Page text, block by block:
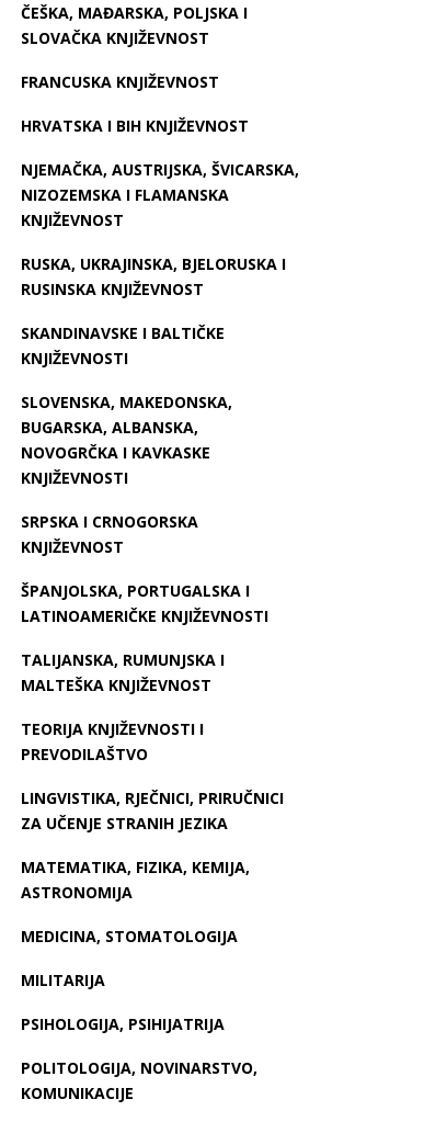
ČEŠKA, MAĐARSKA, POLJSKA I
SLOVAČKA KNJIŽEVNOST
FRANCUSKA KNJIŽEVNOST
HRVATSKA I BIH KNJIŽEVNOST
NJEMAČKA, AUSTRIJSKA, ŠVICARSKA,
NIZOZEMSKA I FLAMANSKA
KNJIŽEVNOST
RUSKA, UKRAJINSKA, BJELORUSKA I
RUSINSKA KNJIŽEVNOST
SKANDINAVSKE I BALTIČKE
KNJIŽEVNOSTI
SLOVENSKA, MAKEDONSKA,
BUGARSKA, ALBANSKA,
NOVOGRČKA I KAVKASKE
KNJIŽEVNOSTI
SRPSKA I CRNOGORSKA
KNJIŽEVNOST
ŠPANJOLSKA, PORTUGALSKA I
LATINOAMERIČKE KNJIŽEVNOSTI
TALIJANSKA, RUMUNJSKA I
MALTEŠKA KNJIŽEVNOST
TEORIJA KNJIŽEVNOSTI I
PREVODILAŠTVO
LINGVISTIKA, RJEČNICI, PRIRUČNICI
ZA UČENJE STRANIH JEZIKA
MATEMATIKA, FIZIKA, KEMIJA,
ASTRONOMIJA
MEDICINA, STOMATOLOGIJA
MILITARIJA
PSIHOLOGIJA, PSIHIJATRIJA
POLITOLOGIJA, NOVINARSTVO,
KOMUNIKACIJE